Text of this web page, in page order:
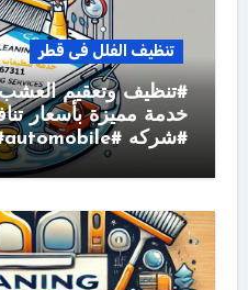
تنظيف الفلل فى قطر
#تنظيف وتعقيم
#شركه #cleaning #automobile